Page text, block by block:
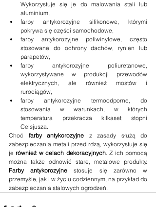
Wykorzystuje się je do malowania stali lub
aluminium,
farby antykorozyjne silikonowe, którymi
pokrywa się części samochodowe,
farby antykorozyjne poliwinylowe, często
stosowane do ochrony dachów, rynien lub
parapetów,
farby antykorozyjne poliuretanowe,
wykorzystywane w produkcji przewodów
elektrycznych, ale również mostów i
rurociągów,
farby antykorozyjne termoodporne, do
stosowania w warunkach, w których
temperatura przekracza kilkaset stopni
Celsjusza.
Choć farby antykorozyjne z zasady służą do
zabezpieczania metali przed rdzą, wykorzystuje się
je również w celach dekoracyjnych. Z ich pomocą
Farby antykorozyjne stosuje się zarówno w
przemyśle, jak i w życiu codziennym, na przykład do
zabezpieczania stalowych ogrodzeń.